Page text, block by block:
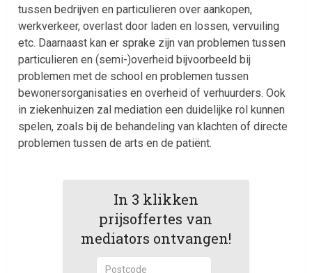
tussen bedrijven en particulieren over aankopen,
werkverkeer, overlast door laden en lossen, vervuiling
etc. Daarnaast kan er sprake zijn van problemen tussen
particulieren en (semi-)overheid bijvoorbeeld bij
problemen met de school en problemen tussen
bewonersorganisaties en overheid of verhuurders. Ook
in ziekenhuizen zal mediation een duidelijke rol kunnen
spelen, zoals bij de behandeling van klachten of directe
problemen tussen de arts en de patiënt.
In 3 klikken
prijsoffertes van
mediators ontvangen!